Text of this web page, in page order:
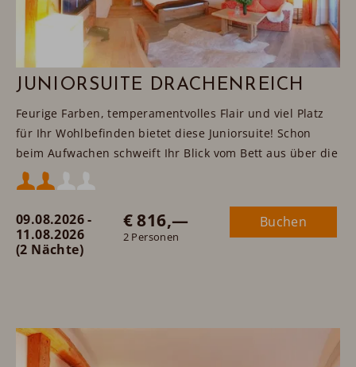
JUNIORSUITE DRACHENREICH
Feurige Farben, temperamentvolles Flair und viel Platz
für Ihr Wohlbefinden bietet diese Juniorsuite! Schon
beim Aufwachen schweift Ihr Blick vom Bett aus über die
Wiesen und Berge - das Reich des feurigen Tatzlwurms.
Mindestbelegung:
Maximalbelegung:
09.08.2026 -
11.08.2026
(2 Nächte)
€ 816,—
2 Personen
Buchen